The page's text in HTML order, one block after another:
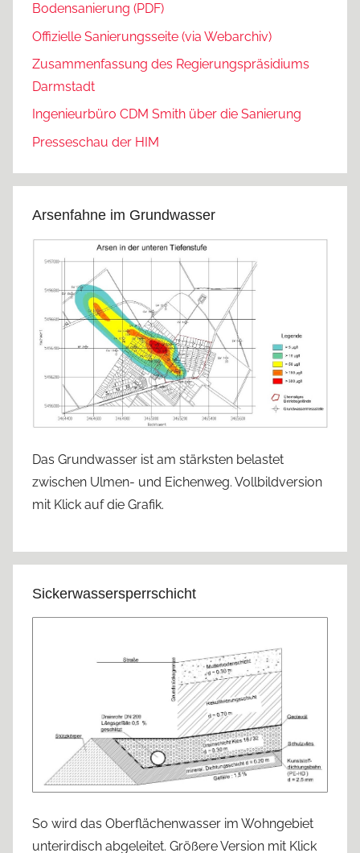
Bodensanierung (PDF)
Offizielle Sanierungsseite (via Webarchiv)
Zusammenfassung des Regierungspräsidiums
Darmstadt
Ingenieurbüro CDM Smith über die Sanierung
Presseschau der HIM
Arsenfahne im Grundwasser
Das Grundwasser ist am stärksten belastet
zwischen Ulmen- und Eichenweg. Vollbildversion
mit Klick auf die Grafik.
Sickerwassersperrschicht
So wird das Oberflächenwasser im Wohngebiet
unterirdisch abgeleitet. Größere Version mit Klick